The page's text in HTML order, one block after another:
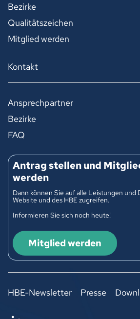
Bezirke
Qualitätszeichen
Mitglied werden
Kontakt
Ansprechpartner
Bezirke
FAQ
Antrag stellen und
werden
Dann können Sie auf alle Leistungen und
Website und des HBE zugreifen.
Informieren Sie sich noch heute!
Mitglied werden
HBE-Newsletter Presse